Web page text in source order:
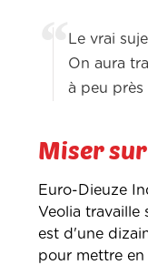
Le vrai
On aura
à peu
Miser
Euro-Dieuze
Veolia travaille
est d'une
pour mettre en